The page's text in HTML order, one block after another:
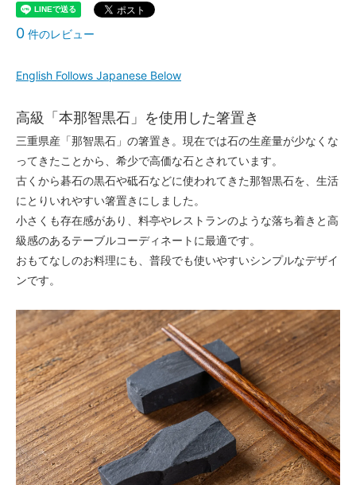
0 件のレビュー
English Follows Japanese Below
高級「本那智黒石」を使用した箸置き
三重県産「那智黒石」の箸置き。現在では石の生産量が少なくな
ってきたことから、希少で高価な石とされています。
古くから碁石の黒石や砥石などに使われてきた那智黒石を、生活
にとりいれやすい箸置きにしました。
小さくも存在感があり、料亭やレストランのような落ち着きと高
級感のあるテーブルコーディネートに最適です。
おもてなしのお料理にも、普段でも使いやすいシンプルなデザイ
ンです。